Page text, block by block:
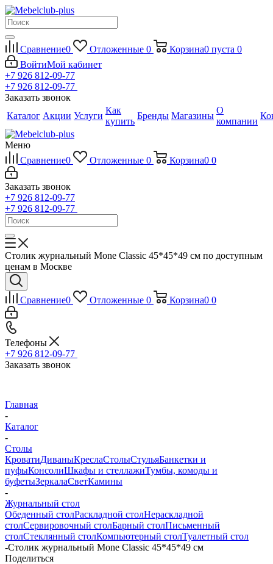
Сравнение0 Отложенные 0 Корзина0 пуста 0
ВойтиМой кабинет
+7 926 812-09-77
+7 926 812-09-77
Заказать звонок
Каталог Акции Услуги
Как
купить
Бренды Магазины
О
компании
Меню
Сравнение0 Отложенные 0 Корзина0 0
Заказать звонок
+7 926 812-09-77
+7 926 812-09-77
Столик журнальный Mone Classic 45*45*49 см по доступным
ценам в Москве
Сравнение0 Отложенные 0 Корзина0 0
Телефоны
+7 926 812-09-77
Заказать звонок
Главная
-
Каталог
-
Столы
КроватиДиваныКреслаСтолыСтульяБанкетки и
пуфыКонсолиШкафы и стеллажиТумбы, комоды и
буфетыЗеркалаСветКамины
-
Журнальный стол
Обеденный столРаскладной столНераскладной
столСервировочный столБарный столПисьменный
столСтеклянный столКомпьютерный столТуалетный стол
-Столик журнальный Mone Classic 45*45*49 см
Поделиться